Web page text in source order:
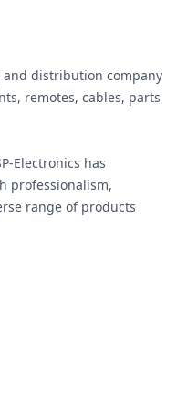
and distribution company
remotes, cables, parts
Electronics has
professionalism,
range of products